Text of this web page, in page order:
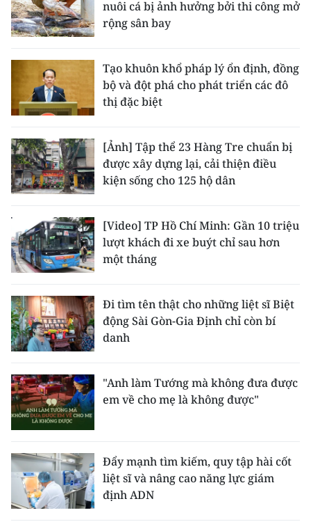
nuôi cá bị ảnh hưởng bởi thi công mở
rộng sân bay
Tạo khuôn khổ pháp lý ổn định, đồng
bộ và đột phá cho phát triển các đô
thị đặc biệt
[Ảnh] Tập thể 23 Hàng Tre chuẩn bị
được xây dựng lại, cải thiện điều
kiện sống cho 125 hộ dân
[Video] TP Hồ Chí Minh: Gần 10 triệu
lượt khách đi xe buýt chỉ sau hơn
một tháng
Đi tìm tên thật cho những liệt sĩ Biệt
động Sài Gòn-Gia Định chỉ còn bí
danh
"Anh làm Tướng mà không đưa được
em về cho mẹ là không được"
Đẩy mạnh tìm kiếm, quy tập hài cốt
liệt sĩ và nâng cao năng lực giám
định ADN